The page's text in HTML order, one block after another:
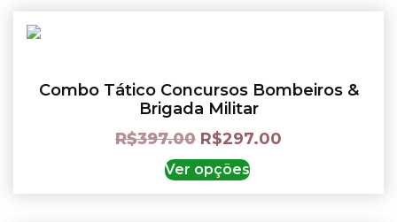
Combo Tático Concursos Bombeiros &
Brigada Militar
R$397.00 R$297.00
Ver opções